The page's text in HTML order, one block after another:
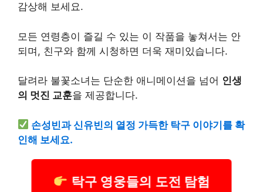
감상해 보세요.
모든 연령층이 즐길 수 있는 이 작품을 놓쳐서는 안
되며, 친구와 함께 시청하면 더욱 재미있습니다.
달려라 불꽃소녀는 단순한 애니메이션을 넘어 인생
의 멋진 교훈을 제공합니다.
손성빈과 신유빈의 열정 가득한 탁구 이야기를 확
인해 보세요.
탁구 영웅들의 도전 탐험